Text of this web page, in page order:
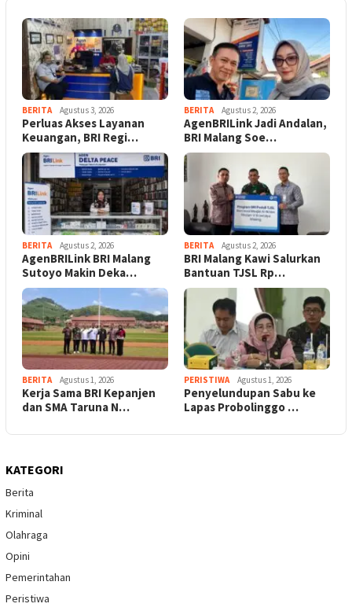
BERITA Agustus 3, 2026
Perluas Akses Layanan
Keuangan, BRI Regi…
BERITA Agustus 2, 2026
AgenBRILink Jadi Andalan,
BRI Malang Soe…
BERITA Agustus 2, 2026
AgenBRILink BRI Malang
Sutoyo Makin Deka…
BERITA Agustus 2, 2026
BRI Malang Kawi Salurkan
Bantuan TJSL Rp…
BERITA Agustus 1, 2026
Kerja Sama BRI Kepanjen
dan SMA Taruna N…
PERISTIWA Agustus 1, 2026
Penyelundupan Sabu ke
Lapas Probolinggo …
KATEGORI
Berita
Kriminal
Olahraga
Opini
Pemerintahan
Peristiwa